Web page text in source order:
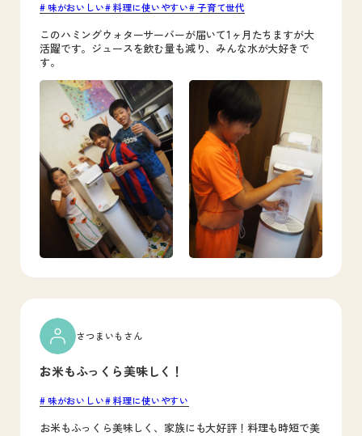
味がおいしい 料理に使いやすい 子育て世代
このハミングウォターサーバーが届いて1ヶ月たちますが大
活躍です。ジュースを飲む量も減り、みんな水が大好きで
す。
お米もふっくら美味しく！
味がおいしい 料理に使いやすい
さつまいもさん
お米もふっくら美味しく、家族にも大好評！料理も時短で美